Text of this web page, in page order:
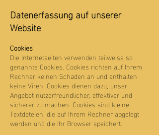
Datenerfassung auf unserer
Website
Cookies
Die Internetseiten verwenden teilweise so
genannte Cookies. Cookies richten auf Ihrem
Rechner keinen Schaden an und enthalten
keine Viren. Cookies dienen dazu, unser
Angebot nutzerfreundlicher, effektiver und
sicherer zu machen. Cookies sind kleine
Textdateien, die auf Ihrem Rechner abgelegt
werden und die Ihr Browser speichert.